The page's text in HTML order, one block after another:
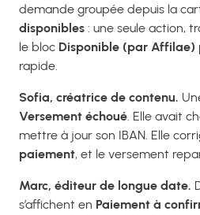
demande groupée depuis la
disponibles : une seule action,
le bloc Disponible (par Affilae)
rapide.
Sofia, créatrice de contenu.
Versement échoué. Elle avait
mettre à jour son IBAN. Elle
paiement, et le versement
Marc, éditeur de longue date.
s’affichent en Paiement à